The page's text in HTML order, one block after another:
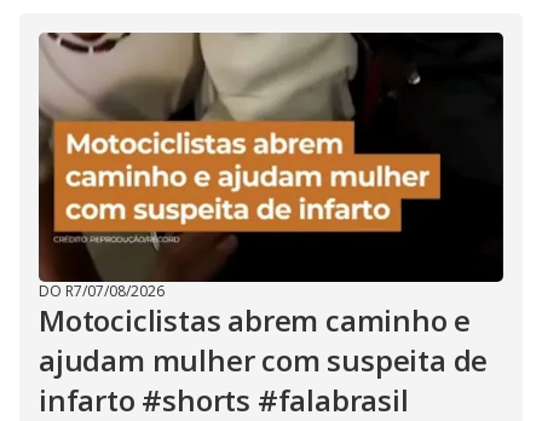
DO R7/07/08/2026
Motociclistas abrem caminho e
ajudam mulher com suspeita de
infarto #shorts #falabrasil